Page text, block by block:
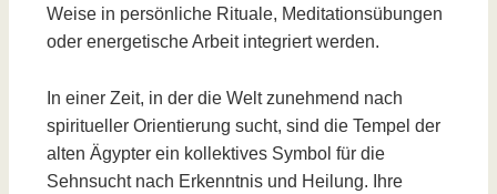
Weise in persönliche Rituale, Meditationsübungen
oder energetische Arbeit integriert werden.
In einer Zeit, in der die Welt zunehmend nach
spiritueller Orientierung sucht, sind die Tempel der
alten Ägypter ein kollektives Symbol für die
Sehnsucht nach Erkenntnis und Heilung. Ihre